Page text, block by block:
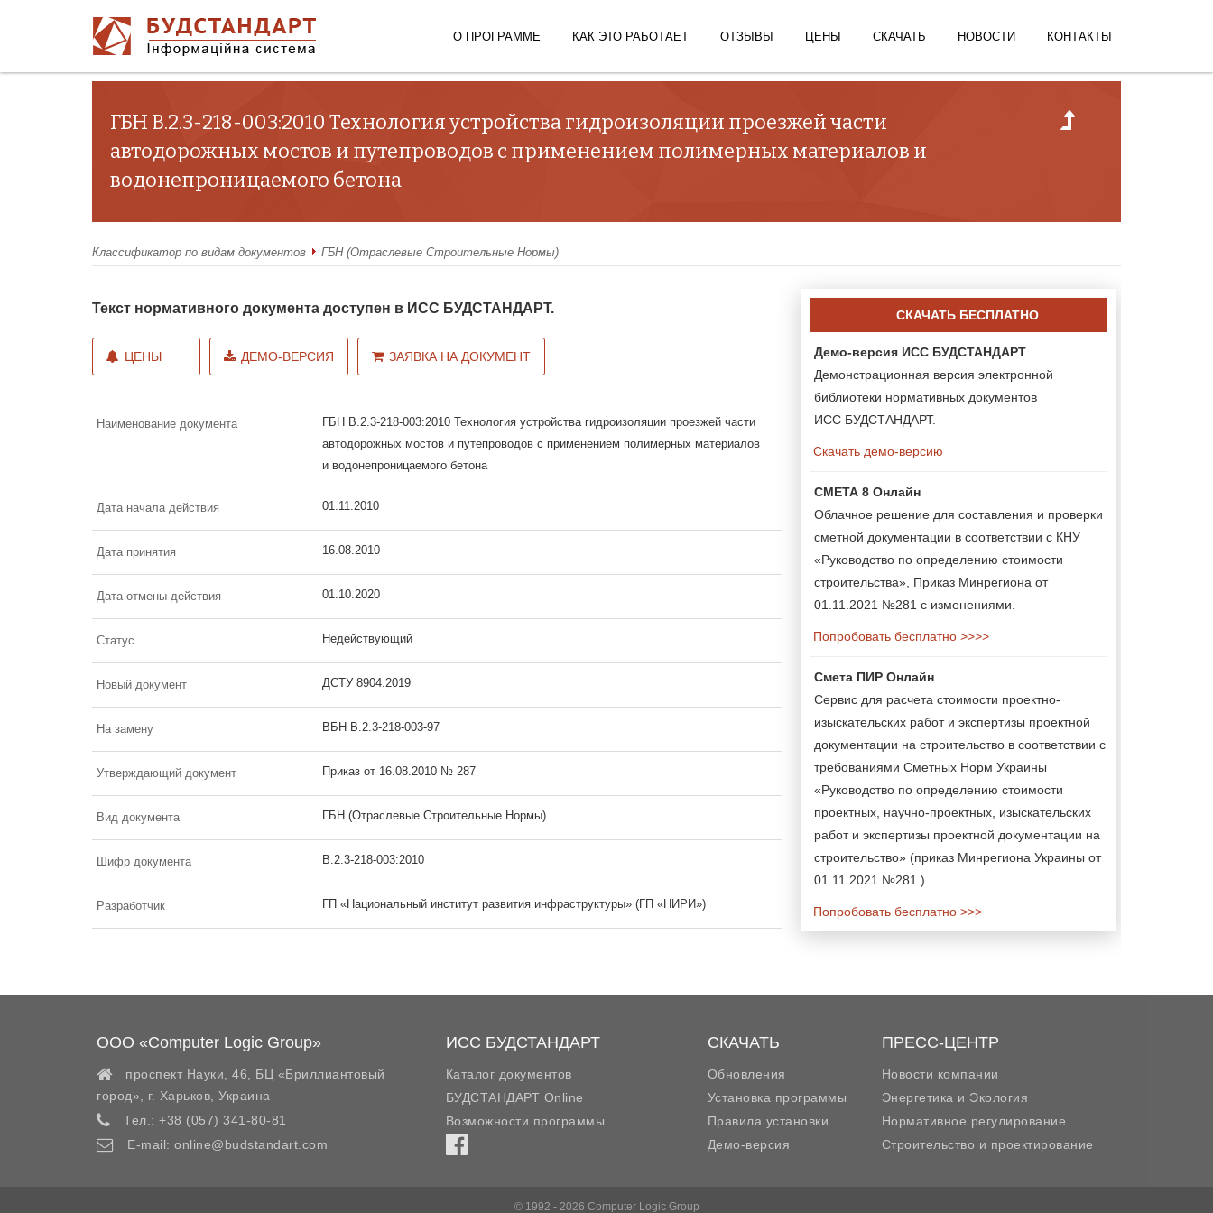
О ПРОГРАММЕ КАК ЭТО РАБОТАЕТ ОТЗЫВЫ ЦЕНЫ СКАЧАТЬ НОВОСТИ КОНТАКТЫ
ГБН В.2.3-218-003:2010 Технология устройства гидроизоляции проезжей части
автодорожных мостов и путепроводов с применением полимерных материалов и
водонепроницаемого бетона
Классификатор по видам документов ГБН (Отраслевые Строительные Нормы)
Текст нормативного документа доступен в ИСС БУДСТАНДАРТ.
ЦЕНЫ ДЕМО-ВЕРСИЯ ЗАЯВКА НА ДОКУМЕНТ
Наименование документа
ГБН В.2.3-218-003:2010 Технология устройства гидроизоляции проезжей части
автодорожных мостов и путепроводов с применением полимерных материалов
и водонепроницаемого бетона
Дата начала действия 01.11.2010
Дата принятия 16.08.2010
Дата отмены действия 01.10.2020
Статус Недействующий
Новый документ ДСТУ 8904:2019
На замену ВБН В.2.3-218-003-97
Утверждающий документ Приказ от 16.08.2010 № 287
Вид документа ГБН (Отраслевые Строительные Нормы)
Шифр документа В.2.3-218-003:2010
Разработчик ГП «Национальный институт развития инфраструктуры» (ГП «НИРИ»)
СКАЧАТЬ БЕСПЛАТНО
Демо-версия ИСС БУДСТАНДАРТ
Демонстрационная версия электронной
библиотеки нормативных документов
ИСС БУДСТАНДАРТ.
Скачать демо-версию
СМЕТА 8 Онлайн
Облачное решение для составления и проверки
сметной документации в соответствии с КНУ
«Руководство по определению стоимости
строительства», Приказ Минрегиона от
01.11.2021 №281 с изменениями.
Попробовать бесплатно >>>>
Смета ПИР Онлайн
Сервис для расчета стоимости проектно-
изыскательских работ и экспертизы проектной
документации на строительство в соответствии с
требованиями Сметных Норм Украины
«Руководство по определению стоимости
проектных, научно-проектных, изыскательских
работ и экспертизы проектной документации на
строительство» (приказ Минрегиона Украины от
01.11.2021 №281 ).
Попробовать бесплатно >>>
ООО «Computer Logic Group»
проспект Науки, 46, БЦ «Бриллиантовый
город»,
г. Харьков Украина
Тел.: +38 (057) 341-80-81
E-mail: online@budstandart.com
ИСС БУДСТАНДАРТ
Каталог документов
БУДСТАНДАРТ Online
Возможности программы
СКАЧАТЬ
Обновления
Установка программы
Правила установки
Демо-версия
ПРЕСС-ЦЕНТР
Новости компании
Энергетика и Экология
Нормативное регулирование
Строительство и проектирование
© 1992 - 2026 Computer Logic Group